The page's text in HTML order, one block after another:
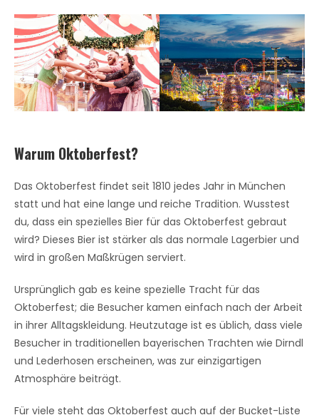
Warum Oktoberfest?
Das Oktoberfest findet seit 1810 jedes Jahr in München
statt und hat eine lange und reiche Tradition. Wusstest
du, dass ein spezielles Bier für das Oktoberfest gebraut
wird? Dieses Bier ist stärker als das normale Lagerbier und
wird in großen Maßkrügen serviert.
Ursprünglich gab es keine spezielle Tracht für das
Oktoberfest; die Besucher kamen einfach nach der Arbeit
in ihrer Alltagskleidung. Heutzutage ist es üblich, dass viele
Besucher in traditionellen bayerischen Trachten wie Dirndl
und Lederhosen erscheinen, was zur einzigartigen
Atmosphäre beiträgt.
Für viele steht das Oktoberfest auch auf der Bucket-Liste